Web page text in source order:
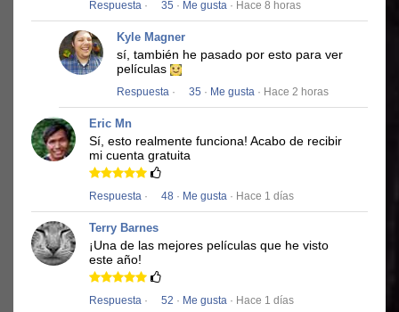
Respuesta · 35 · Me gusta · Hace 8 horas
Kyle Magner
sí, también he pasado por esto para ver
películas
Respuesta · 35 · Me gusta · Hace 2 horas
Eric Mn
Sí, esto realmente funciona! Acabo de recibir
mi cuenta gratuita
Respuesta · 48 · Me gusta · Hace 1 días
Terry Barnes
¡Una de las mejores películas que he visto
este año!
Respuesta · 52 · Me gusta · Hace 1 días